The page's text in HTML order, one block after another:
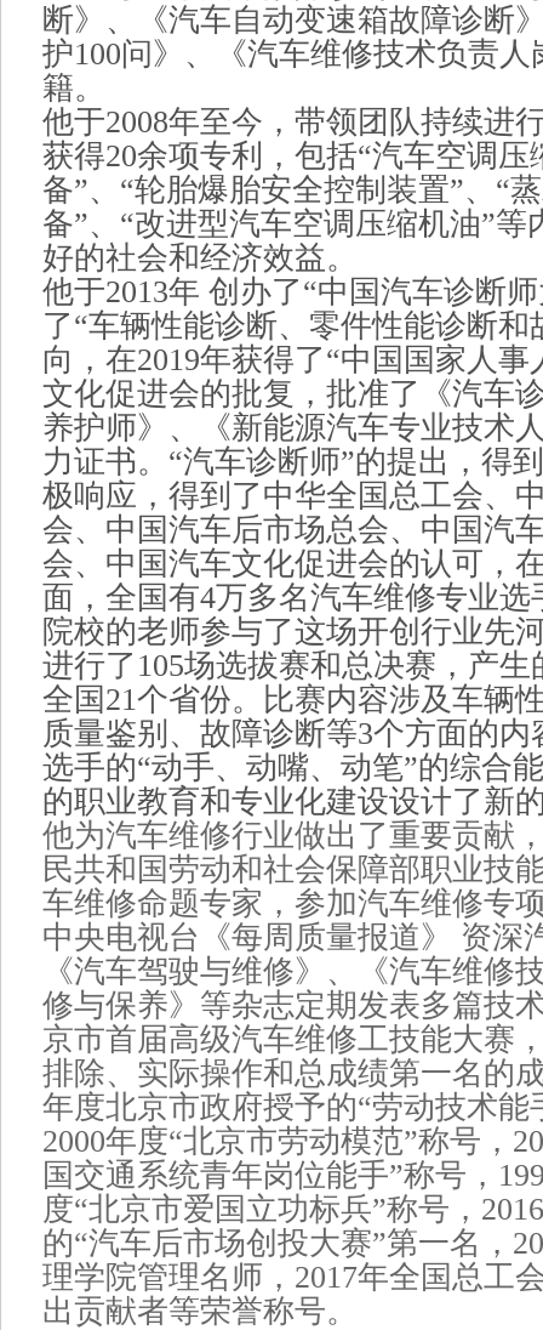
断》、《汽车自动变速箱故障诊断
护100问》、《汽车维修技术负责
籍。
他于2008年至今，带领团队持续进
获得20余项专利，包括“汽车空调压
备”、“轮胎爆胎安全控制装置”、“
备”、“改进型汽车空调压缩机油”等
好的社会和经济效益。
他于2013年 创办了“中国汽车诊断
了“车辆性能诊断、零件性能诊断和
向，在2019年获得了“中国国家人事
文化促进会的批复，批准了《汽车
养护师》、《新能源汽车专业技术
力证书。“汽车诊断师”的提出，得
极响应，得到了中华全国总工会、
会、中国汽车后市场总会、中国汽
会、中国汽车文化促进会的认可，
面，全国有4万多名汽车维修专业选
院校的老师参与了这场开创行业先
进行了105场选拔赛和总决赛，产生
全国21个省份。比赛内容涉及车辆
质量鉴别、故障诊断等3个方面的
选手的“动手、动嘴、动笔”的综合
的职业教育和专业化建设设计了新
他为汽车维修行业做出了重要贡献
民共和国劳动和社会保障部职业技
车维修命题专家，参加汽车维修专
中央电视台《每周质量报道》 资深
《汽车驾驶与维修》、《汽车维修
修与保养》等杂志定期发表多篇技
京市首届高级汽车维修工技能大赛
排除、实际操作和总成绩第一名的
年度北京市政府授予的“劳动技术能
2000年度“北京市劳动模范”称号，
国交通系统青年岗位能手”称号，
度“北京市爱国立功标兵”称号，
的“汽车后市场创投大赛”第一名，
理学院管理名师，2017年全国总工
出贡献者等荣誉称号。